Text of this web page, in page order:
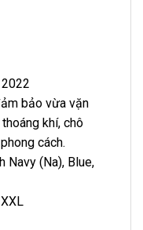
bảo vừa vặn
khí, chô
cách.
Navy (Na), Blue,